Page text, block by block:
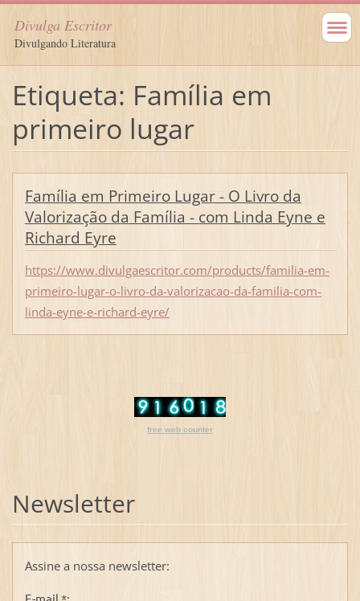
Divulga Escritor
Divulgando Literatura
Etiqueta: Família em
primeiro lugar
Família em Primeiro Lugar - O Livro da
Valorização da Família - com Linda Eyne e
Richard Eyre
https://www.divulgaescritor.com/products/familia-em-
primeiro-lugar-o-livro-da-valorizacao-da-familia-com-
linda-eyne-e-richard-eyre/
free web counter
Newsletter
Assine a nossa newsletter: